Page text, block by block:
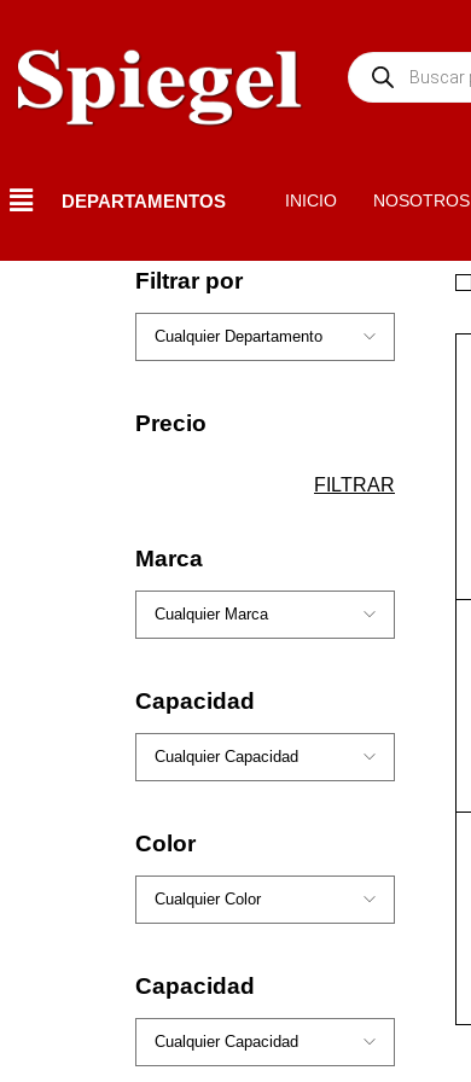
DEPARTAMENTOS INICIO NOSOTROS
Filtrar por
Precio
FILTRAR
Marca
Capacidad
Color
Capacidad